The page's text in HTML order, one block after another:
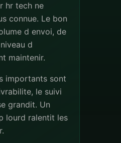
hr tech ne
connue. Le bon
d envoi, de
d
maintenir.
importants sont
le suivi
grandit. Un
lourd ralentit les